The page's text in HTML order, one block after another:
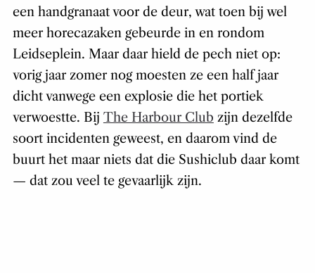
een handgranaat voor de deur, wat toen bij wel
meer horecazaken gebeurde in en rondom
Leidseplein. Maar daar hield de pech niet op:
vorig jaar zomer nog moesten ze een half jaar
dicht vanwege een explosie die het portiek
verwoestte. Bij The Harbour Club zijn dezelfde
soort incidenten geweest, en daarom vind de
buurt het maar niets dat die Sushiclub daar komt
— dat zou veel te gevaarlijk zijn.